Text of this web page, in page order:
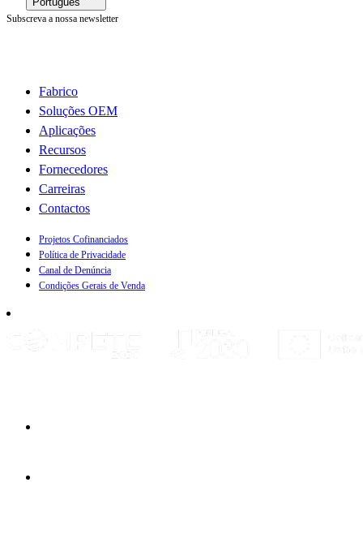
Subscreva a nossa newsletter
Fabrico
Soluções OEM
Aplicações
Recursos
Fornecedores
Carreiras
Contactos
Projetos Cofinanciados
Política de Privacidade
Canal de Denúncia
Condições Gerais de Venda